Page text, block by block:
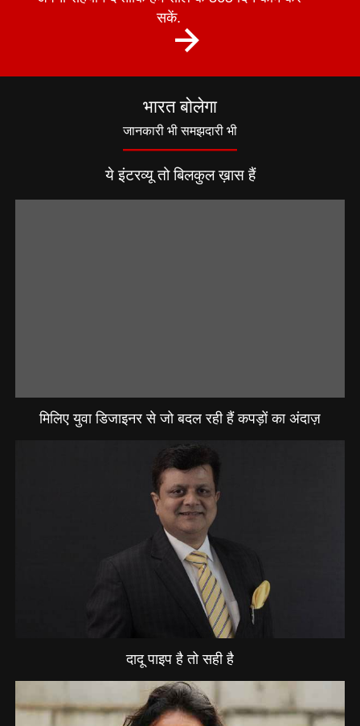
सकें.
भारत बोलेगा
जानकारी भी समझदारी भी
ये इंटरव्यू तो बिलकुल ख़ास हैं
मिलिए युवा डिजाइनर से जो बदल रही हैं कपड़ों का अंदाज़
दादू पाइप है तो सही है